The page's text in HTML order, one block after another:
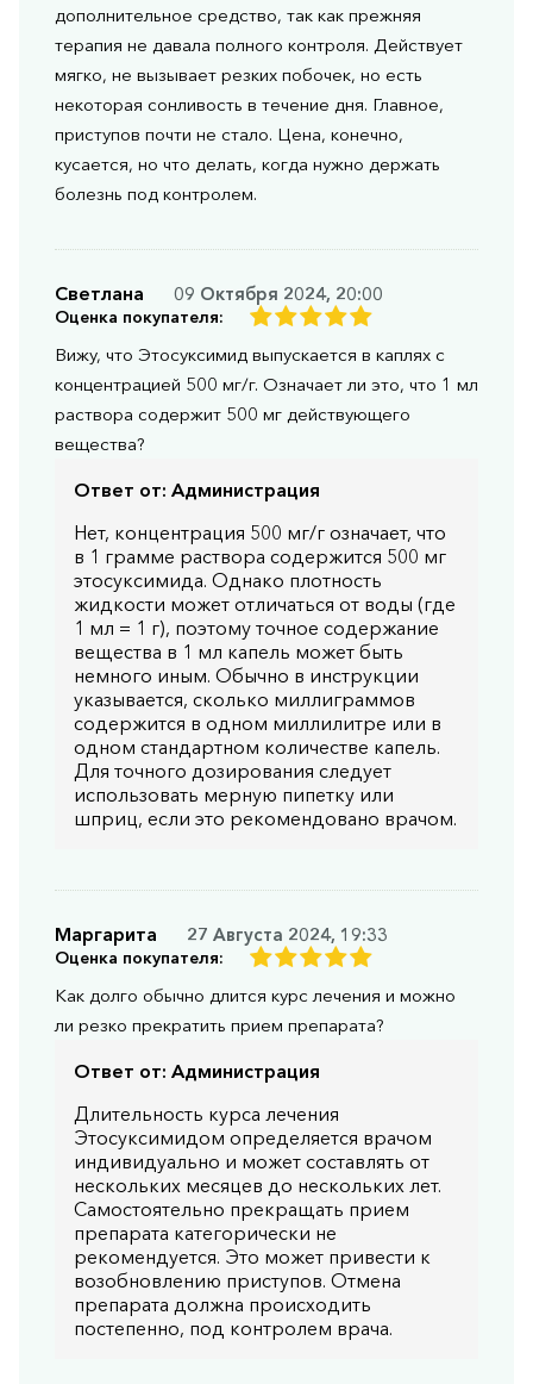
дополнительное средство, так как прежняя
терапия не давала полного контроля. Действует
мягко, не вызывает резких побочек, но есть
некоторая сонливость в течение дня. Главное,
приступов почти не стало. Цена, конечно,
кусается, но что делать, когда нужно держать
болезнь под контролем.
Светлана 09 Октября 2024, 20:00
Оценка покупателя:
Вижу, что Этосуксимид выпускается в каплях с
концентрацией 500 мг/г. Означает ли это, что 1 мл
раствора содержит 500 мг действующего
вещества?
Ответ от: Администрация
Нет, концентрация 500 мг/г означает, что
в 1 грамме раствора содержится 500 мг
этосуксимида. Однако плотность
жидкости может отличаться от воды (где
1 мл = 1 г), поэтому точное содержание
вещества в 1 мл капель может быть
немного иным. Обычно в инструкции
указывается, сколько миллиграммов
содержится в одном миллилитре или в
одном стандартном количестве капель.
Для точного дозирования следует
использовать мерную пипетку или
шприц, если это рекомендовано врачом.
Маргарита 27 Августа 2024, 19:33
Оценка покупателя:
Как долго обычно длится курс лечения и можно
ли резко прекратить прием препарата?
Ответ от: Администрация
Длительность курса лечения
Этосуксимидом определяется врачом
индивидуально и может составлять от
нескольких месяцев до нескольких лет.
Самостоятельно прекращать прием
препарата категорически не
рекомендуется. Это может привести к
возобновлению приступов. Отмена
препарата должна происходить
постепенно, под контролем врача.